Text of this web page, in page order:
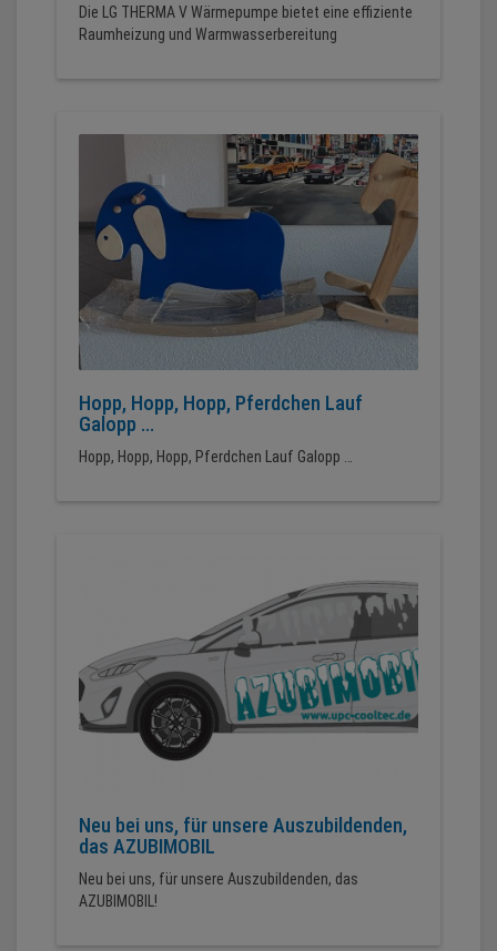
Die LG THERMA V Wärmepumpe bietet eine effiziente
Raumheizung und Warmwasserbereitung
Hopp, Hopp, Hopp, Pferdchen Lauf
Galopp ...
Hopp, Hopp, Hopp, Pferdchen Lauf Galopp …
Neu bei uns, für unsere Auszubildenden,
das AZUBIMOBIL
Neu bei uns, für unsere Auszubildenden, das
AZUBIMOBIL!